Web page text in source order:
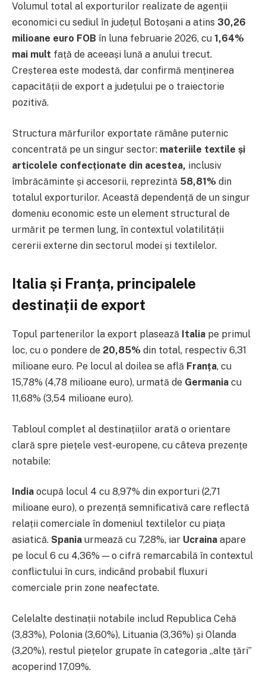
Volumul total al exporturilor realizate de agenții
economici cu sediul în județul Botoșani a atins 30,26
milioane euro FOB în luna februarie 2026, cu 1,64%
mai mult față de aceeași lună a anului trecut.
Creșterea este modestă, dar confirmă menținerea
capacității de export a județului pe o traiectorie
pozitivă.
Structura mărfurilor exportate rămâne puternic
concentrată pe un singur sector: materiile textile și
articolele confecționate din acestea, inclusiv
îmbrăcăminte și accesorii, reprezintă 58,81% din
totalul exporturilor. Această dependență de un singur
domeniu economic este un element structural de
urmărit pe termen lung, în contextul volatilității
cererii externe din sectorul modei și textilelor.
Italia și Franța, principalele
destinații de export
Topul partenerilor la export plasează Italia pe primul
loc, cu o pondere de 20,85% din total, respectiv 6,31
milioane euro. Pe locul al doilea se află Franța, cu
15,78% (4,78 milioane euro), urmată de Germania cu
11,68% (3,54 milioane euro).
Tabloul complet al destinațiilor arată o orientare
clară spre piețele vest-europene, cu câteva prezențe
notabile:
India ocupă locul 4 cu 8,97% din exporturi (2,71
milioane euro), o prezență semnificativă care reflectă
relații comerciale în domeniul textilelor cu piața
asiatică. Spania urmează cu 7,28%, iar Ucraina apare
pe locul 6 cu 4,36% — o cifră remarcabilă în contextul
conflictului în curs, indicând probabil fluxuri
comerciale prin zone neafectate.
Celelalte destinații notabile includ Republica Cehă
(3,83%), Polonia (3,60%), Lituania (3,36%) și Olanda
(3,20%), restul piețelor grupate în categoria „alte țări”
acoperind 17,09%.